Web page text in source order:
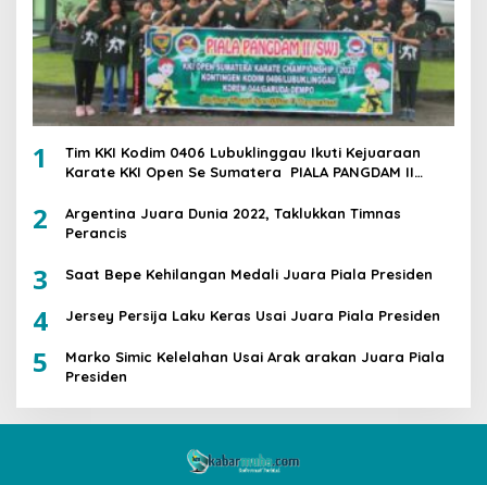
1
Tim KKI Kodim 0406 Lubuklinggau Ikuti Kejuaraan
Karate KKI Open Se Sumatera PIALA PANGDAM II
2
Argentina Juara Dunia 2022, Taklukkan Timnas
Perancis
3 Saat Bepe Kehilangan Medali Juara Piala Presiden
4 Jersey Persija Laku Keras Usai Juara Piala Presiden
5
Marko Simic Kelelahan Usai Arak arakan Juara Piala
Presiden